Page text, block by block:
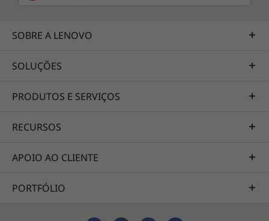
SOBRE A LENOVO
SOLUÇÕES
PRODUTOS E SERVIÇOS
RECURSOS
APOIO AO CLIENTE
PORTFÓLIO